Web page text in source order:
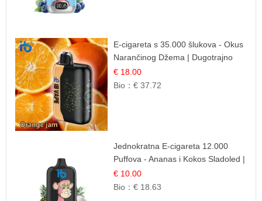
E-cigareta s 35.000 šlukova - Okus
Narančinog Džema | Dugotrajno
Iskustvo
€ 18.00
Bio：€ 37.72
Jednokratna E-cigareta 12.000
Puffova - Ananas i Kokos Sladoled |
Tropski Desert
€ 10.00
Bio：€ 18.63